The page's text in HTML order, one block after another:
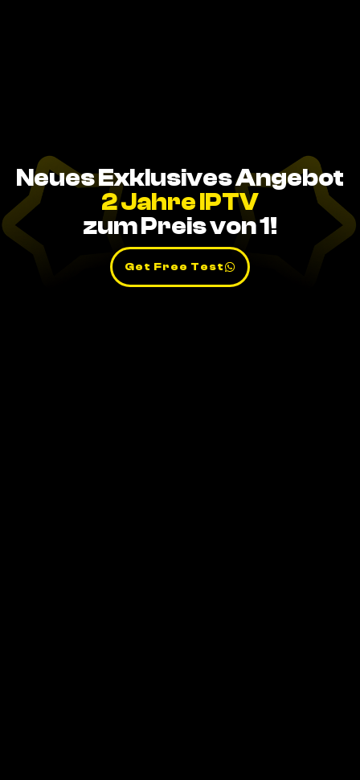
Neues Exklusives Angebot
2 Jahre IPTV
zum Preis von 1!
Get Free Test